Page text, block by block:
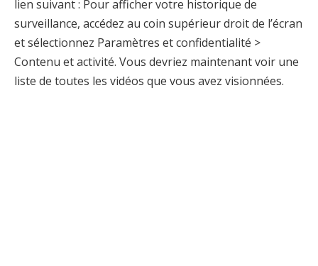
lien suivant : Pour afficher votre historique de
surveillance, accédez au coin supérieur droit de l’écran
et sélectionnez Paramètres et confidentialité >
Contenu et activité. Vous devriez maintenant voir une
liste de toutes les vidéos que vous avez visionnées.